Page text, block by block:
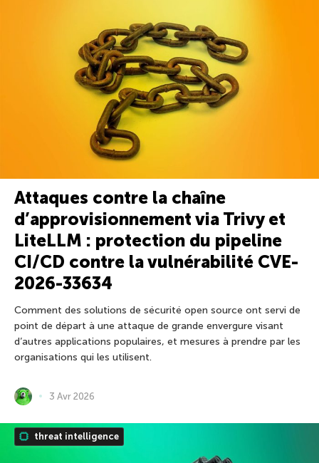
Attaques contre la chaîne
d’approvisionnement via Trivy et
LiteLLM : protection du pipeline
CI/CD contre la vulnérabilité CVE-
2026-33634
Comment des solutions de sécurité open source ont servi de
point de départ à une attaque de grande envergure visant
d’autres applications populaires, et mesures à prendre par les
organisations qui les utilisent.
3 Avr 2026
threat intelligence